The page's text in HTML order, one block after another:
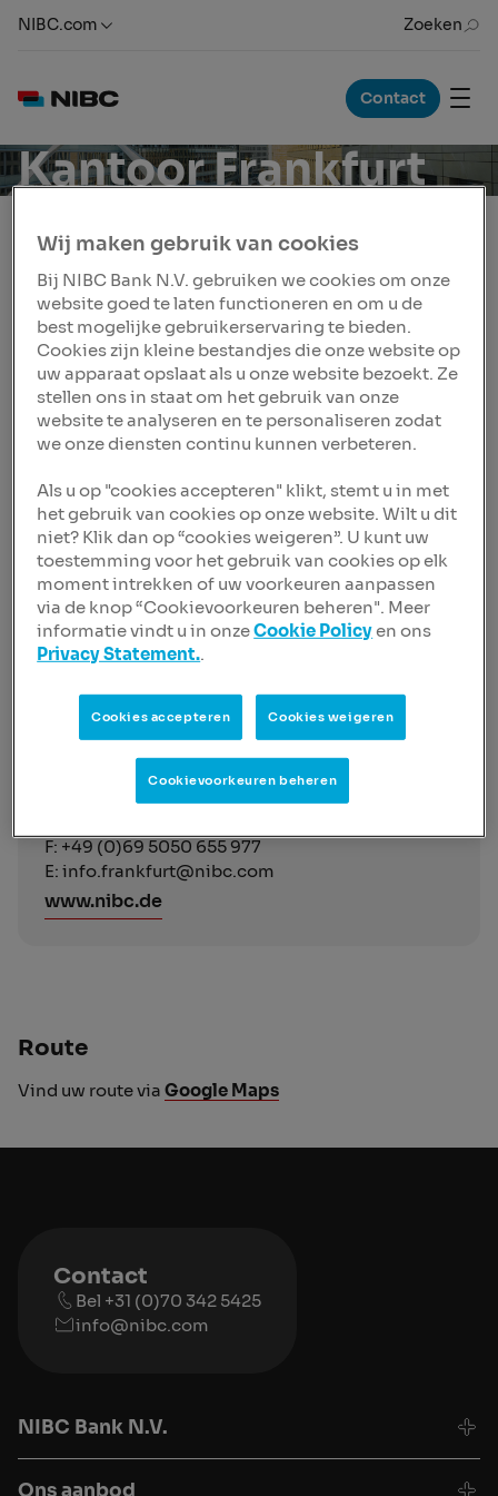
NIBC.com Zoeken
Contact
Kantoor Frankfurt
Sparen, makelaardij en hypotheken
NIBC Bank N.V., Frankfurt Branch biedt
producten voor onze particuliere klanten:
spaarproducten, makelaardij diensten en
hypotheken. Voor meer informatie over NIBC in
Duitsland bezoek de website www.nibc.de of
contact:
F: +49 (0)69 5060 057 3
E: info@nibc.de
Bezoekadres
am Main
An der Welle 5
F: +49 (0)69 5050 655 977
E: info.frankfurt@nibc.com
www.nibc.de
Route
Vind uw route via Google Maps
Contact
Bel +31 (0)70 342 5425
info@nibc.com
NIBC Bank N.V.
Ons aanbod
Wij maken gebruik van cookies
Bij NIBC Bank N.V. gebruiken we cookies om onze
website goed te laten functioneren en om u de
best mogelijke gebruikerservaring te bieden.
Cookies zijn kleine bestandjes die onze website op
uw apparaat opslaat als u onze website bezoekt. Ze
stellen ons in staat om het gebruik van onze
website te analyseren en te personaliseren zodat
we onze diensten continu kunnen verbeteren.
Als u op "cookies accepteren" klikt, stemt u in met
het gebruik van cookies op onze website. Wilt u dit
niet? Klik dan op “cookies weigeren”. U kunt uw
toestemming voor het gebruik van cookies op elk
moment intrekken of uw voorkeuren aanpassen
via de knop “Cookievoorkeuren beheren". Meer
informatie vindt u in onzeCookie Policyen ons
Privacy Statement..
Cookies accepteren Cookies weigeren
Cookievoorkeuren beheren